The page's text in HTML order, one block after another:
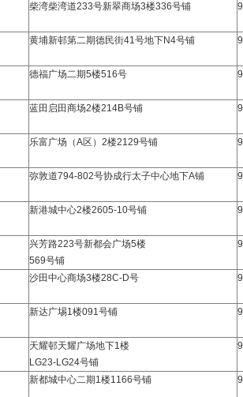
柴湾柴湾道233号新翠商场3楼336号铺
黄埔新邨第二期德民街41号地下N4号铺
德福广场二期5楼516号
蓝田启田商场2楼214B号铺
乐富广场（A区）2楼2129号铺
弥敦道794-802号协成行太子中心地下A铺
新港城中心2楼2605-10号铺
兴芳路223号新都会广场5楼
569号铺
沙田中心商场3楼28C-D号
新达广埸1楼091号铺
天耀邨天耀广场地下1楼
LG23-LG24号铺
新都城中心二期1楼1166号铺